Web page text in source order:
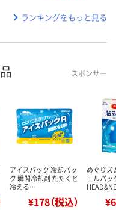
ランキングをもっと見る
スポンサー
アイスパック 冷却パッ
ク 瞬間冷却剤 たたくと
冷える…
¥178（税込）
めぐりズ
ェルパッ